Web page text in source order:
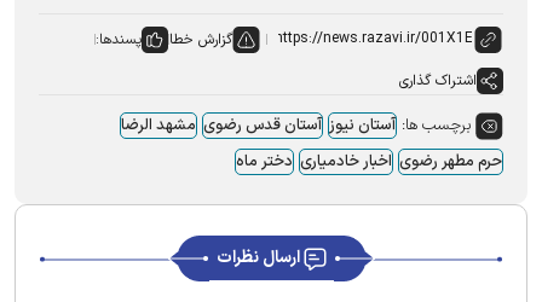
گزارش خطا
پسندها:
اشتراک گذاری
برچسب ها: آستان نیوز آستان قدس رضوی مشهد الرضا
حرم مطهر رضوی اخبار خادمیاری دختر ماه
ارسال نظرات